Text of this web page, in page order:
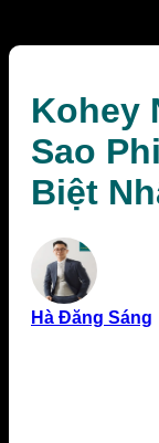
Kohey
Sao
Biệt
Hà Đăng Sáng